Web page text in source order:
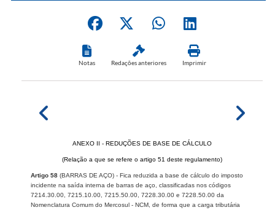
Notas Redações anteriores Imprimir
ANEXO II - REDUÇÕES DE BASE DE CÁLCULO
(Relação a que se refere o artigo 51 deste regulamento)
Artigo 58 (BARRAS DE AÇO) - Fica reduzida a base de cálculo do imposto
incidente na saída interna de barras de aço, classificadas nos códigos
7214.30.00, 7215.10.00, 7215.50.00, 7228.30.00 e 7228.50.00 da
Nomenclatura Comum do Mercosul - NCM, de forma que a carga tributária